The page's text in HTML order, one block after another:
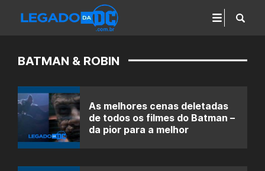
BATMAN & ROBIN
As melhores cenas deletadas
de todos os filmes do Batman –
da pior para a melhor